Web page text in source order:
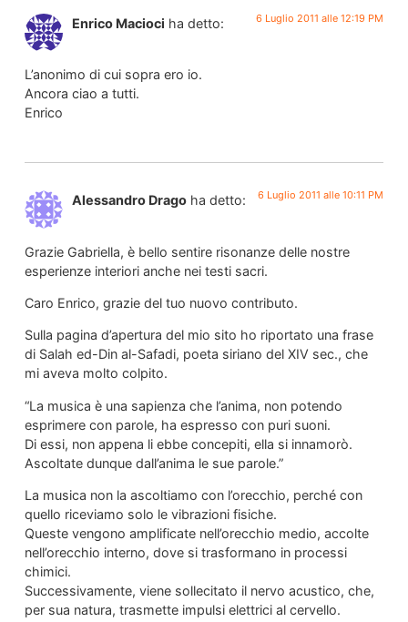
Enrico Macioci ha detto: 6 Luglio 2011 alle 12:19 PM
L’anonimo di cui sopra ero io.
Ancora ciao a tutti.
Enrico
Alessandro Drago ha detto: 6 Luglio 2011 alle 10:11 PM
Grazie Gabriella, è bello sentire risonanze delle nostre
esperienze interiori anche nei testi sacri.
Caro Enrico, grazie del tuo nuovo contributo.
Sulla pagina d’apertura del mio sito ho riportato una frase
di Salah ed-Din al-Safadi, poeta siriano del XIV sec., che
mi aveva molto colpito.
“La musica è una sapienza che l’anima, non potendo
esprimere con parole, ha espresso con puri suoni.
Di essi, non appena li ebbe concepiti, ella si innamorò.
Ascoltate dunque dall’anima le sue parole.”
La musica non la ascoltiamo con l’orecchio, perché con
quello riceviamo solo le vibrazioni fisiche.
Queste vengono amplificate nell’orecchio medio, accolte
nell’orecchio interno, dove si trasformano in processi
chimici.
Successivamente, viene sollecitato il nervo acustico, che,
per sua natura, trasmette impulsi elettrici al cervello.